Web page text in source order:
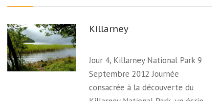
Killarney
Jour 4, Killarney National Park 9
Septembre 2012 Journée
consacrée à la découverte du